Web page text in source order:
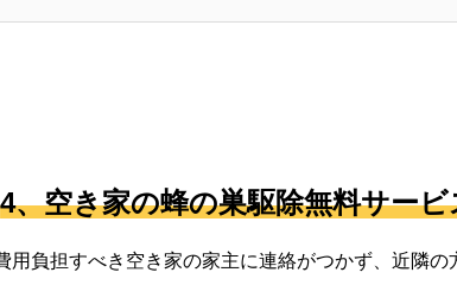
4、空き家の蜂の巣駆除無料サー
用負担すべき空き家の家主に連絡がつかず、近隣